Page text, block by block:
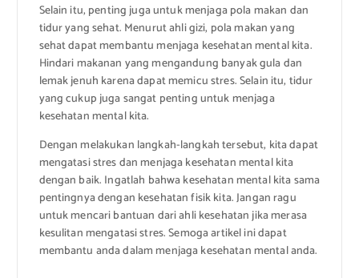
Selain itu, penting juga untuk menjaga pola makan dan
tidur yang sehat. Menurut ahli gizi, pola makan yang
sehat dapat membantu menjaga kesehatan mental kita.
Hindari makanan yang mengandung banyak gula dan
lemak jenuh karena dapat memicu stres. Selain itu, tidur
yang cukup juga sangat penting untuk menjaga
kesehatan mental kita.
Dengan melakukan langkah-langkah tersebut, kita dapat
mengatasi stres dan menjaga kesehatan mental kita
dengan baik. Ingatlah bahwa kesehatan mental kita sama
pentingnya dengan kesehatan fisik kita. Jangan ragu
untuk mencari bantuan dari ahli kesehatan jika merasa
kesulitan mengatasi stres. Semoga artikel ini dapat
membantu anda dalam menjaga kesehatan mental anda.